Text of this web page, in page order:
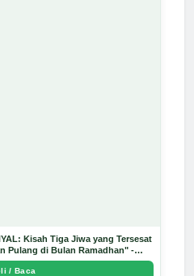
Kisah Tiga Jiwa yang Tersesat
Pulang di Bulan Ramadhan" -
/ Baca